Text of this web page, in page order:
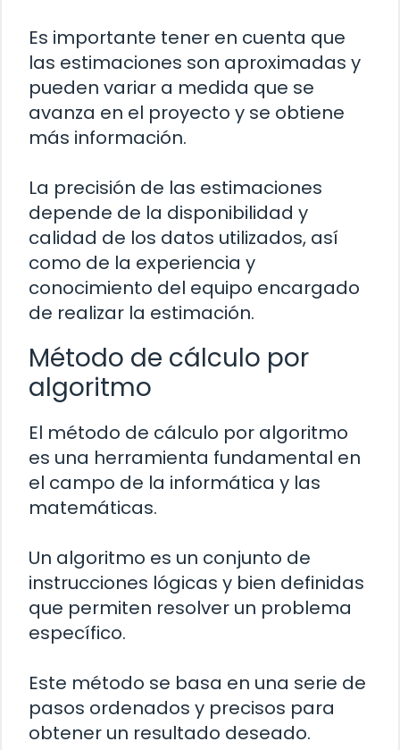
Es importante tener en cuenta que
las estimaciones son aproximadas y
pueden variar a medida que se
avanza en el proyecto y se obtiene
más información.
La precisión de las estimaciones
depende de la disponibilidad y
calidad de los datos utilizados, así
como de la experiencia y
conocimiento del equipo encargado
de realizar la estimación.
Método de cálculo por
algoritmo
El método de cálculo por algoritmo
es una herramienta fundamental en
el campo de la informática y las
matemáticas.
Un algoritmo es un conjunto de
instrucciones lógicas y bien definidas
que permiten resolver un problema
específico.
Este método se basa en una serie de
pasos ordenados y precisos para
obtener un resultado deseado.